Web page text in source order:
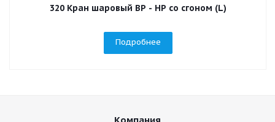
320 Кран шаровый ВР - НР со сгоном (L)
Подробнее